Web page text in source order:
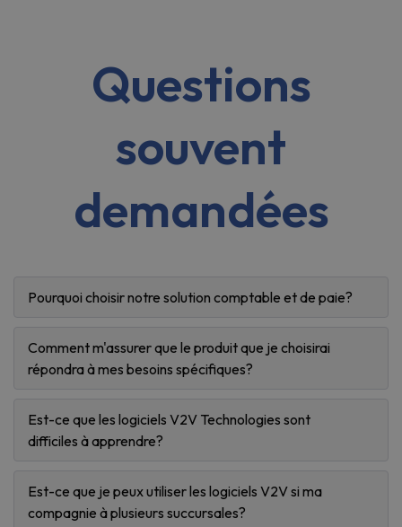
Questions
souvent
demandées
Pourquoi choisir notre solution comptable et de paie?
Comment m'assurer que le produit que je choisirai
répondra à mes besoins spécifiques?
Est-ce que les logiciels V2V Technologies sont
difficiles à apprendre?
Est-ce que je peux utiliser les logiciels V2V si ma
compagnie à plusieurs succursales?